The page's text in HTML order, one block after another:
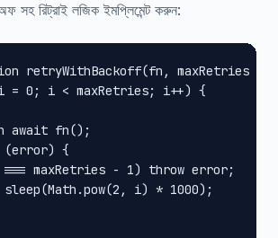
সহ রিট্রাই লজিক ইমপ্লিমেন্ট করুন:
retryWithBackoff(fn, maxRetries =
= 0; i < maxRetries; i++) {
await fn();
(error) {
maxRetries - 1) throw error;
i) * 1000);